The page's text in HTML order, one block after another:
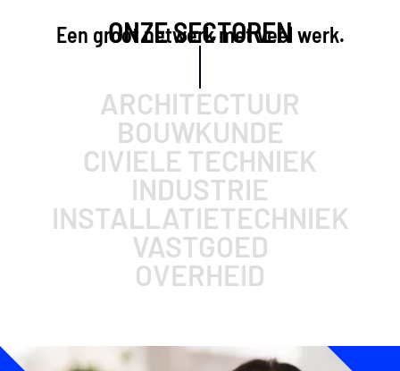
ONZE SECTOREN
Een groot netwerk met veel werk.
ARCHITECTUUR
BOUWKUNDE
CIVIELE TECHNIEK
INDUSTRIE
INSTALLATIETECHNIEK
VASTGOED
OVERHEID